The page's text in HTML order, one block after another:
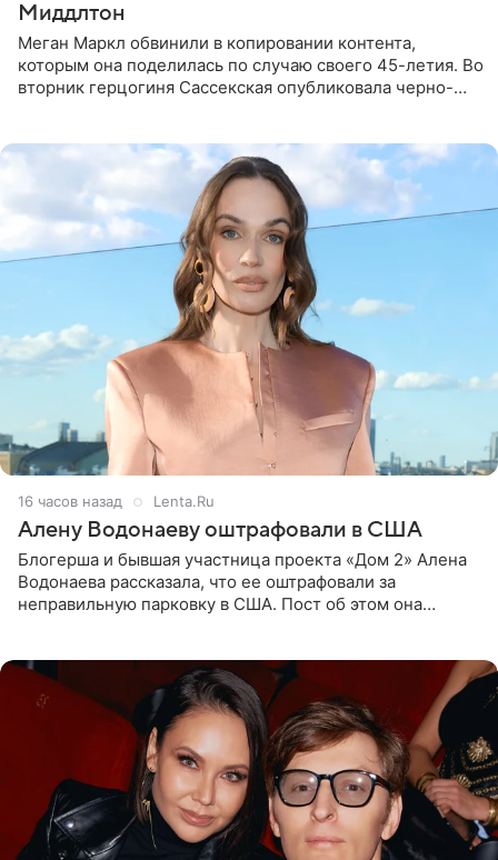
Миддлтон
Меган Маркл обвинили в копировании контента,
которым она поделилась по случаю своего 45-летия. Во
вторник герцогиня Сассекская опубликовала черно-
16 часов назад Lenta.Ru
Алену Водонаеву оштрафовали в США
Блогерша и бывшая участница проекта «Дом 2» Алена
Водонаева рассказала, что ее оштрафовали за
неправильную парковку в США. Пост об этом она